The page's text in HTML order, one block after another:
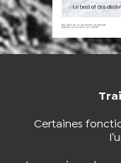
Certaines